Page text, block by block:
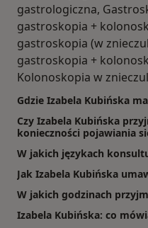
gastrologiczna,
gastroskopia +
gastroskopia (w
gastroskopia +
Kolonoskopia w
Gdzie Izabela Kubińska
Czy Izabela Kubińska
konieczności pojawiania
W jakich językach
Jak Izabela Kubińska
W jakich godzinach
Izabela Kubińska: co